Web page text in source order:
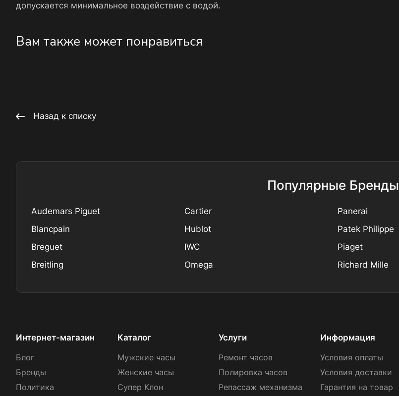
допускается минимальное воздействие с водой.
Вам также может понравиться
Назад к списку
Популярные Бренды
Audemars Piguet
Blancpain
Breguet
Breitling
Cartier
Hublot
IWC
Omega
Panerai
Patek Philippe
Piaget
Richard Mille
Интернет-магазин
Блог
Бренды
Политика
Каталог
Мужские часы
Женские часы
Супер Клон
Услуги
Ремонт часов
Полировка часов
Репассаж механизма
Информация
Условия оплаты
Условия доставки
Гарантия на товар